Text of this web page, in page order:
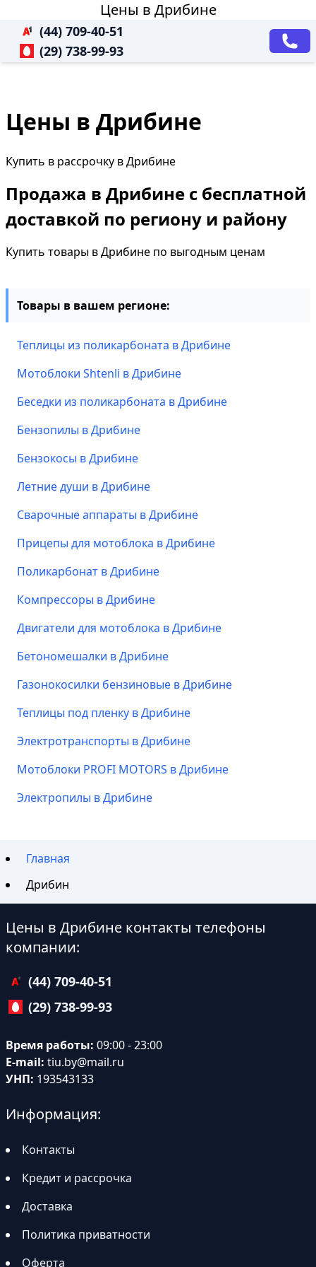
Цены в Дрибине
(44) 709-40-51
(29) 738-99-93
Цены в Дрибине
Купить в рассрочку в Дрибине
Продажа в Дрибине с бесплатной
доставкой по региону и району
Купить товары в Дрибине по выгодным ценам
Товары в вашем регионе:
Теплицы из поликарбоната в Дрибине
Мотоблоки Shtenli в Дрибине
Беседки из поликарбоната в Дрибине
Бензопилы в Дрибине
Бензокосы в Дрибине
Летние души в Дрибине
Сварочные аппараты в Дрибине
Прицепы для мотоблока в Дрибине
Поликарбонат в Дрибине
Компрессоры в Дрибине
Двигатели для мотоблока в Дрибине
Бетономешалки в Дрибине
Газонокосилки бензиновые в Дрибине
Теплицы под пленку в Дрибине
Электротранспорты в Дрибине
Мотоблоки PROFI MOTORS в Дрибине
Электропилы в Дрибине
Главная
Дрибин
Цены в Дрибине контакты телефоны
компании:
(44) 709-40-51
(29) 738-99-93
Время работы: 09:00 - 23:00
E-mail: tiu.by@mail.ru
УНП: 193543133
Информация:
Контакты
Кредит и рассрочка
Доставка
Политика приватности
Оферта